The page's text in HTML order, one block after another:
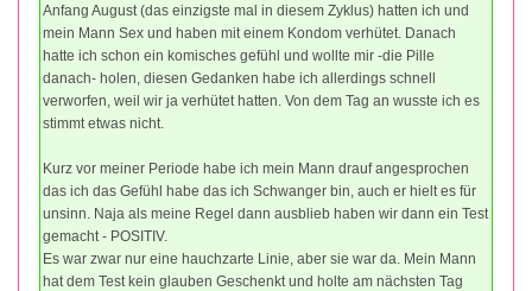
Anfang August (das einzigste mal in diesem Zyklus) hatten ich und
mein Mann Sex und haben mit einem Kondom verhütet. Danach
hatte ich schon ein komisches gefühl und wollte mir -die Pille
danach- holen, diesen Gedanken habe ich allerdings schnell
verworfen, weil wir ja verhütet hatten. Von dem Tag an wusste ich es
stimmt etwas nicht.
Kurz vor meiner Periode habe ich mein Mann drauf angesprochen
das ich das Gefühl habe das ich Schwanger bin, auch er hielt es für
unsinn. Naja als meine Regel dann ausblieb haben wir dann ein Test
gemacht - POSITIV.
Es war zwar nur eine hauchzarte Linie, aber sie war da. Mein Mann
hat dem Test kein glauben Geschenkt und holte am nächsten Tag